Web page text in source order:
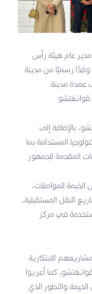
عام هيئة رأس
يوم أمس الاثنين 19 مايو 2025، وفدًا رسميًا من مدينة
مدينة
بالإضافة إلى
المستدامة بما
للمواصلات،
ومشاريع النقل المستقبلية،
في مركز
الابتكارية
كما أعربوا
2030 لإمارة رأس الخيمة والتطور الذي